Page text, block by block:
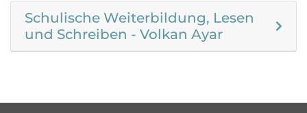
Schulische Weiterbildung, Lesen
und Schreiben - Volkan Ayar